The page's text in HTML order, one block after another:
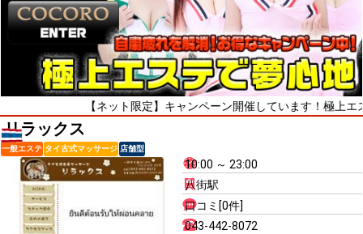
【ネット限定】キャンペーン開催しています！極上エ
リラックス
一般エステ タイ古式マッサージ 店舗型
10:00 ～ 23:00
八街駅
口コミ[0件]
043-442-8072